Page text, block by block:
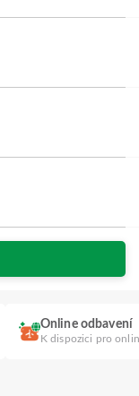
Online odbavení
K dispozici pro